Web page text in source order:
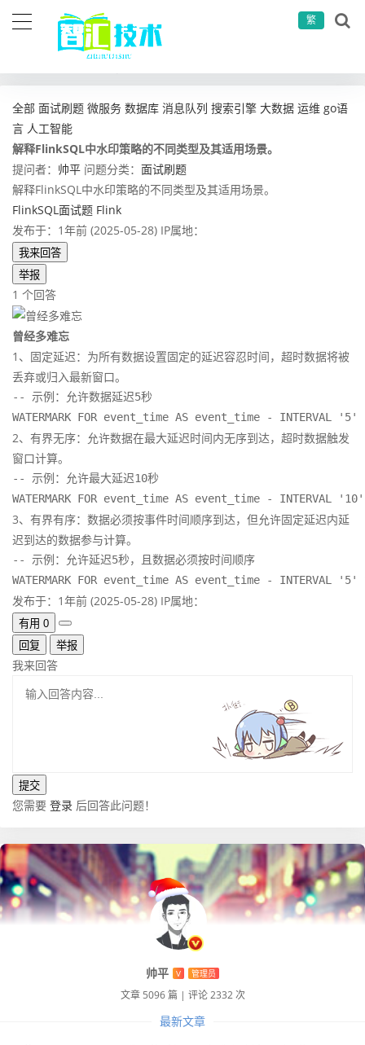
繁
全部 面试刷题 微服务 数据库 消息队列 搜索引擎 大数据 运维 go语
言 人工智能
解释FlinkSQL中水印策略的不同类型及其适用场景。
提问者： 帅平 问题分类： 面试刷题
解释FlinkSQL中水印策略的不同类型及其适用场景。
FlinkSQL面试题 Flink
发布于：1年前 (2025-05-28) IP属地：
我来回答
举报
1 个回答
曾经多难忘
1、固定延迟：为所有数据设置固定的延迟容忍时间，超时数据将被
丢弃或归入最新窗口。
-- 示例：允许数据延迟5秒
WATERMARK FOR event_time AS event_time - INTERVAL '5'
2、有界无序：允许数据在最大延迟时间内无序到达，超时数据触发
窗口计算。
-- 示例：允许最大延迟10秒
WATERMARK FOR event_time AS event_time - INTERVAL '10'
3、有界有序：数据必须按事件时间顺序到达，但允许固定延迟内延
迟到达的数据参与计算。
-- 示例：允许延迟5秒，且数据必须按时间顺序
WATERMARK FOR event_time AS event_time - INTERVAL '5'
发布于：1年前 (2025-05-28) IP属地：
有用 0
回复
举报
我来回答
您需要 登录 后回答此问题！
帅平 V 管理员
文章 5096 篇 | 评论 2332 次
最新文章